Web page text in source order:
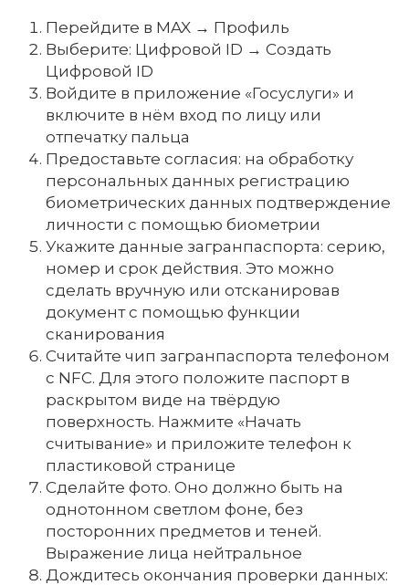
Перейдите в MAX → Профиль
Выберите: Цифровой ID → Создать
Цифровой ID
Войдите в приложение «Госуслуги» и
включите в нём вход по лицу или
отпечатку пальца
Предоставьте согласия: на обработку
персональных данных регистрацию
биометрических данных подтверждение
личности с помощью биометрии
Укажите данные загранпаспорта: серию,
номер и срок действия. Это можно
сделать вручную или отсканировав
документ с помощью функции
сканирования
Считайте чип загранпаспорта телефоном
с NFC. Для этого положите паспорт в
раскрытом виде на твёрдую
поверхность. Нажмите «Начать
считывание» и приложите телефон к
пластиковой странице
Сделайте фото. Оно должно быть на
однотонном светлом фоне, без
посторонних предметов и теней.
Выражение лица нейтральное
Дождитесь окончания проверки данных: